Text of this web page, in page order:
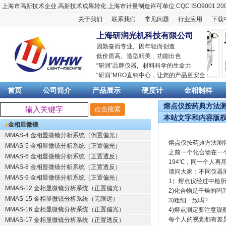
上海市高新技术企业 高新技术成果转化 上海市计量制造许可单位 CQC
关于我们
联系我们 常见问题 行业应用 下载
上海研润光机科技有限公司
因勤奋而专业, 因年轻而创造
低价质高, 造型精美 , 功能出色
“研润”品牌仪器, 材料科学的生命力
“研润”MRO直销中心，让您的产品更安全
首页 公司简介 产品展示 硬度计 金相制样
金相显微镜
MMAS-4 金相显微镜分析系统（倒置偏光）
MMAS-5 金相显微镜分析系统（正置偏光）
MMAS-6 金相显微镜分析系统（正置透反）
MMAS-8 金相显微镜分析系统（正置透反）
MMAS-9 金相显微镜分析系统（正置偏光）
MMAS-12 金相显微镜分析系统（正置偏光）
MMAS-15 金相显微镜分析系统（无限远）
MMAS-16 金相显微镜分析系统（正置偏光）
MMAS-17 金相显微镜分析系统（正置透反）
熔点仪按药典方法
本站文字和内容版
熔点仪按药典方法测
之前一个化合物在
194℃，同一个人再
请问大家：不同仪器
1）熔点仪经过中检
2)化合物是干燥的吗?
3)粗细一致吗?
4)熔点测定要注意观
每个人的视觉都有差